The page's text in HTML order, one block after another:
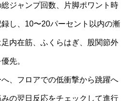
ジャンプ回数、片脚ポワント時
し、10〜20パーセント以内の漸
内在筋、ふくらはぎ、股関節外
先。
、フロアでの低衝撃から跳躍へ
の翌日反応をチェックして進行